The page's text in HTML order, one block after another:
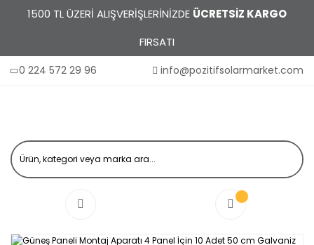
1500 TL ÜZERİ ALIŞVERİŞLERİNİZDE ÜCRETSİZ KARGO
FIRSATI
0 224 572 29 96 info@pozitifsolarmarket.com